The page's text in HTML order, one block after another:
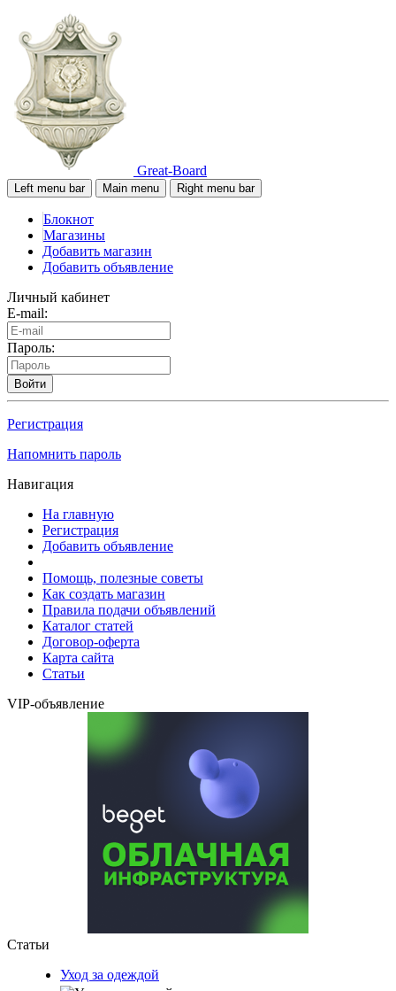
Great-Board
Left menu bar Main menu Right menu bar
Блокнот
Магазины
Добавить магазин
Добавить объявление
Личный кабинет
E-mail:
Пароль:
Войти
Регистрация
Напомнить пароль
Навигация
На главную
Регистрация
Добавить объявление
Помощь, полезные советы
Как создать магазин
Правила подачи объявлений
Каталог статей
Договор-оферта
Карта сайта
Статьи
VIP-объявление
Статьи
Уход за одеждой